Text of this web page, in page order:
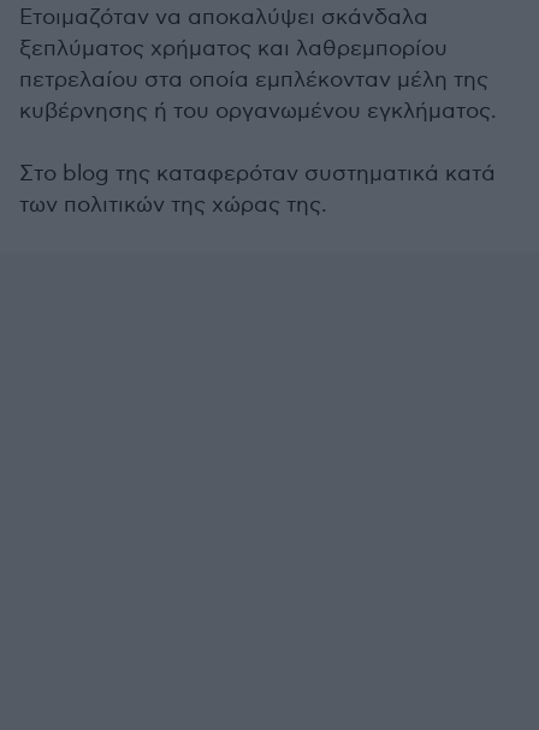
Ετοιμαζόταν να αποκαλύψει σκάνδαλα
ξεπλύματος χρήματος και λαθρεμπορίου
πετρελαίου στα οποία εμπλέκονταν μέλη της
κυβέρνησης ή του οργανωμένου εγκλήματος.
Στο blog της καταφερόταν συστηματικά κατά
των πολιτικών της χώρας της.